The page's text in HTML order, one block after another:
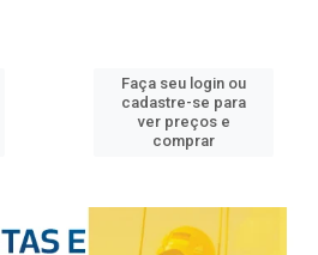
Faça seu login ou
cadastre-se para
ver preços e
comprar